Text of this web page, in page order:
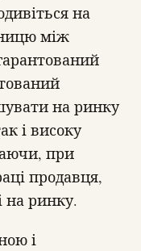
на
між
на ринку
і високу
при
продавця,
на ринку.
і